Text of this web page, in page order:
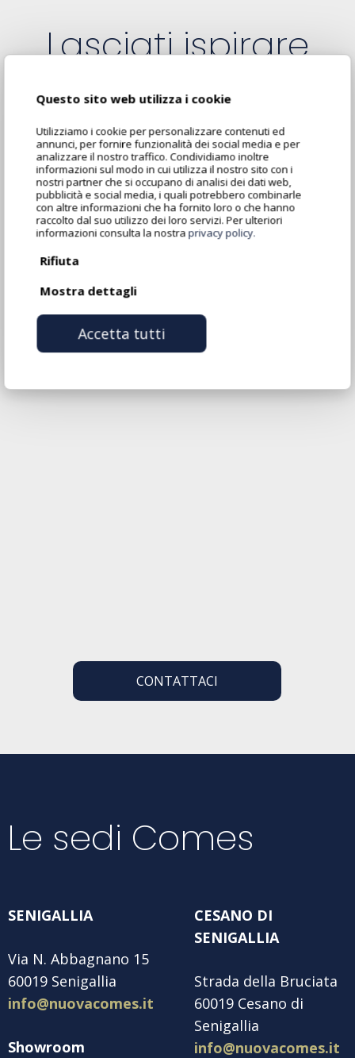
Questo sito web utilizza i cookie
Utilizziamo i cookie per personalizzare contenuti ed
annunci, per fornire funzionalità dei social media e per
analizzare il nostro traffico. Condividiamo inoltre
informazioni sul modo in cui utilizza il nostro sito con i
nostri partner che si occupano di analisi dei dati web,
pubblicità e social media, i quali potrebbero combinarle
con altre informazioni che ha fornito loro o che hanno
raccolto dal suo utilizzo dei loro servizi. Per ulteriori
informazioni consulta la nostra privacy policy.
Rifiuta
Mostra dettagli
Accetta tutti
Lasciati ispirare
dalle nostre
realizzazioni
Arricchiamo i nostri spazi con prodotti
innovativi, design contemporanei ed unici, per
darti la possibilità di realizzare gli ambienti su
CONTATTACI
Le sedi Comes
SENIGALLIA
Via N. Abbagnano 15
60019 Senigallia
info@nuovacomes.it
Showroom
CESANO DI
SENIGALLIA
Strada della Bruciata
60019 Cesano di
Senigallia
info@nuovacomes.it